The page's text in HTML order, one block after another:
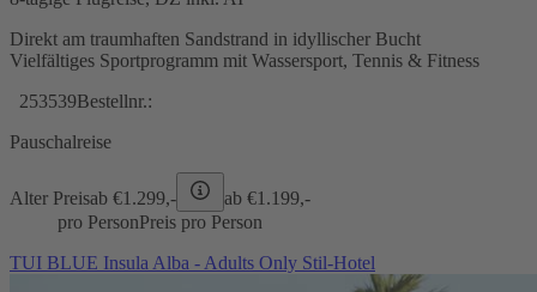
Direkt am traumhaften Sandstrand in idyllischer Bucht
Vielfältiges Sportprogramm mit Wassersport, Tennis & Fitness
253539Bestellnr.:
Pauschalreise
Alter Preisab €1.299,- ab €1.199,-
pro PersonPreis pro Person
TUI BLUE Insula Alba - Adults Only Stil-Hotel